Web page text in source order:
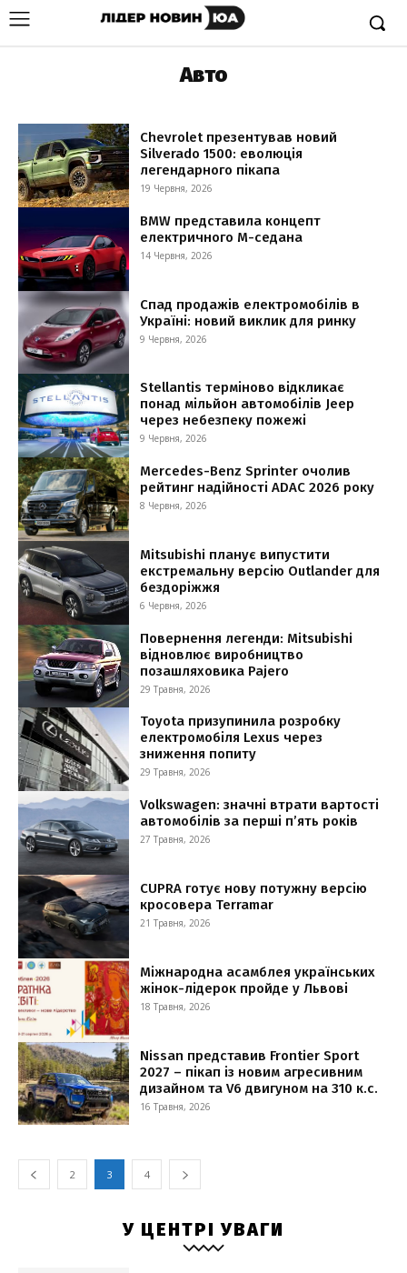
Авто
Chevrolet презентував новий
Silverado 1500: еволюція
легендарного пікапа
19 Червня, 2026
BMW представила концепт
електричного M-седана
14 Червня, 2026
Спад продажів електромобілів в
Україні: новий виклик для ринку
9 Червня, 2026
Stellantis терміново відкликає
понад мільйон автомобілів Jeep
через небезпеку пожежі
9 Червня, 2026
Mercedes-Benz Sprinter очолив
рейтинг надійності ADAC 2026 року
8 Червня, 2026
Mitsubishi планує випустити
екстремальну версію Outlander для
бездоріжжя
6 Червня, 2026
Повернення легенди: Mitsubishi
відновлює виробництво
позашляховика Pajero
29 Травня, 2026
Toyota призупинила розробку
електромобіля Lexus через
зниження попиту
29 Травня, 2026
Volkswagen: значні втрати вартості
автомобілів за перші п’ять років
27 Травня, 2026
CUPRA готує нову потужну версію
кросовера Terramar
21 Травня, 2026
Міжнародна асамблея українських
жінок-лідерок пройде у Львові
18 Травня, 2026
Nissan представив Frontier Sport
2027 – пікап із новим агресивним
дизайном та V6 двигуном на 310 к.с.
16 Травня, 2026
2 3 4
У ЦЕНТРІ УВАГИ